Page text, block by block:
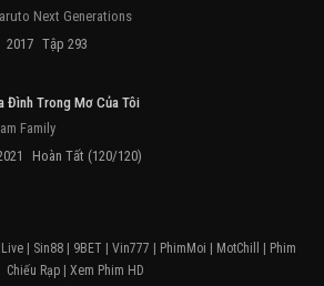
Next Generations
2017 Tập 293
Đình Trong Mơ Của Tôi
Family
Hoàn Tất (120/120)
Sin88 9BET Vin777 PhimMoi MotChill
Phim
Chiếu Rạp
Xem Phim HD